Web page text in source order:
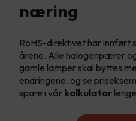
næring
RoHS-direktivet har innført
årene. Alle halogenpærer
gamle lamper skal byttes
endringene, og se
spare i vår kalkulator